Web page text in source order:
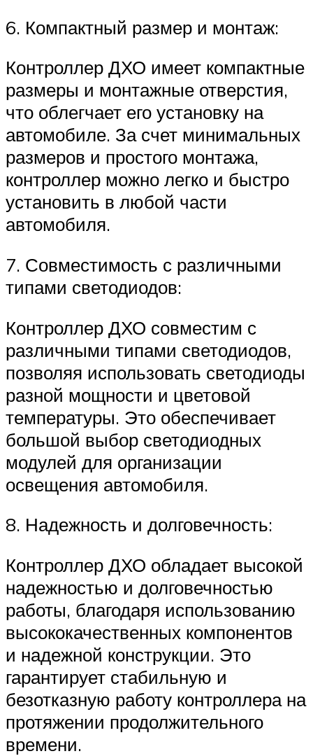
6. Компактный размер и монтаж:
Контроллер ДХО имеет компактные
размеры и монтажные отверстия,
что облегчает его установку на
автомобиле. За счет минимальных
размеров и простого монтажа,
контроллер можно легко и быстро
установить в любой части
автомобиля.
7. Совместимость с различными
типами светодиодов:
Контроллер ДХО совместим с
различными типами светодиодов,
позволяя использовать светодиоды
разной мощности и цветовой
температуры. Это обеспечивает
большой выбор светодиодных
модулей для организации
освещения автомобиля.
8. Надежность и долговечность:
Контроллер ДХО обладает высокой
надежностью и долговечностью
работы, благодаря использованию
высококачественных компонентов
и надежной конструкции. Это
гарантирует стабильную и
безотказную работу контроллера на
протяжении продолжительного
времени.